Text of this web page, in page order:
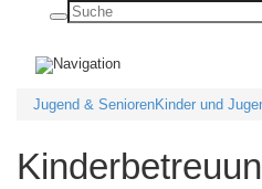
Basisnavigation
ein-/ausblenden
Jugend & SeniorenKinder und